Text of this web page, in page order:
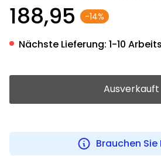
188,95 -14%
Nächste Lieferung: 1-10
Ausverkauft
Brauchen Sie